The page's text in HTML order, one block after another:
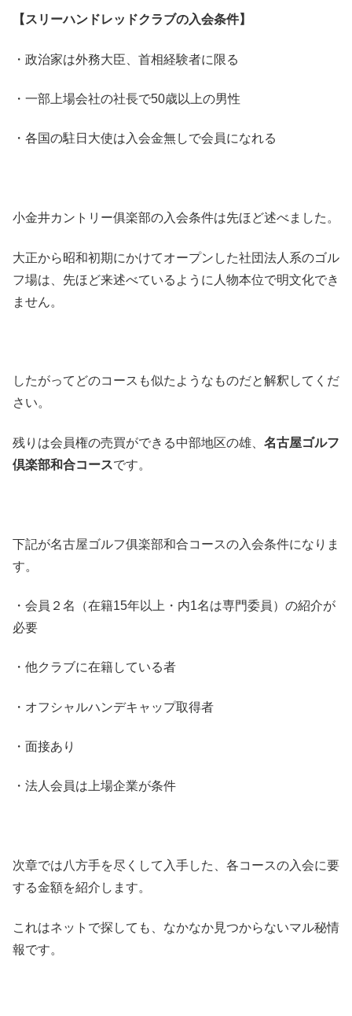
【スリーハンドレッドクラブの入会条件】
・政治家は外務大臣、首相経験者に限る
・一部上場会社の社長で50歳以上の男性
・各国の駐日大使は入会金無しで会員になれる
小金井カントリー俱楽部の入会条件は先ほど述べました。
大正から昭和初期にかけてオープンした社団法人系のゴル
フ場は、先ほど来述べているように人物本位で明文化でき
ません。
したがってどのコースも似たようなものだと解釈してくだ
さい。
残りは会員権の売買ができる中部地区の雄、 名古屋ゴルフ
倶楽部和合コースです。
下記が名古屋ゴルフ俱楽部和合コースの入会条件になりま
す。
・会員２名（在籍15年以上・内1名は専門委員）の紹介が
必要
・他クラブに在籍している者
・オフシャルハンデキャップ取得者
・面接あり
・法人会員は上場企業が条件
次章では八方手を尽くして入手した、各コースの入会に要
する金額を紹介します。
これはネットで探しても、なかなか見つからないマル秘情
報です。